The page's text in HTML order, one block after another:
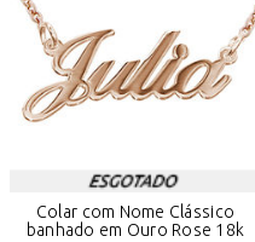
Colar com Nome Clássico
banhado em Ouro Rose 18k